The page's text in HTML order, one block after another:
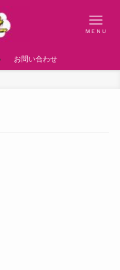
ＭＥＮＵ
お問い合わせ